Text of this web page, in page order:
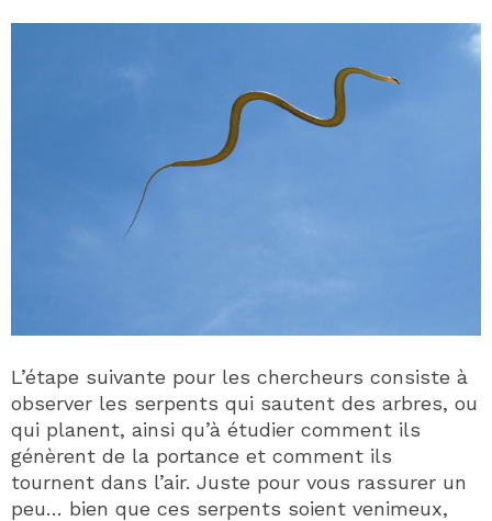
L’étape suivante pour les chercheurs consiste à
observer les serpents qui sautent des arbres, ou
qui planent, ainsi qu’à étudier comment ils
génèrent de la portance et comment ils
tournent dans l’air. Juste pour vous rassurer un
peu… bien que ces serpents soient venimeux,